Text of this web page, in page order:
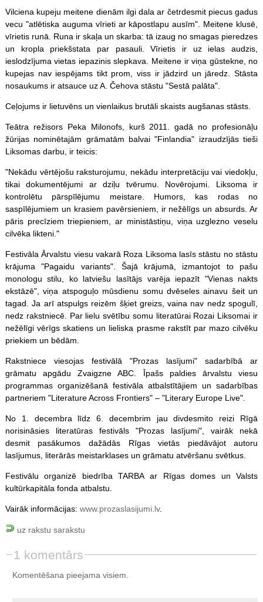
Vilciena kupeju meitene dienām ilgi dala ar četrdesmit piecus gadus
vecu "atlētiska auguma vīrieti ar kāpostlapu ausīm". Meitene klusē,
vīrietis runā. Runa ir skaļa un skarba: tā izaug no smagas pieredzes
un kropla priekšstata par pasauli. Vīrietis ir uz ielas audzis,
ieslodzījuma vietas iepazinis slepkava. Meitene ir viņa gūstekne, no
kupejas nav iespējams tikt prom, viss ir jādzird un jāredz. Stāsta
nosaukums ir atsauce uz A. Čehova stāstu "Sestā palāta".
Ceļojums ir lietuvēns un vienlaikus brutāli skaists augšanas stāsts.
Teātra režisors Peka Milonofs, kurš 2011. gadā no profesionāļu
žūrijas nominētajām grāmatām balvai "Finlandia" izraudzījās tieši
Liksomas darbu, ir teicis:
"Nekādu vērtējošu raksturojumu, nekādu interpretāciju vai viedokļu,
tikai dokumentējumi ar dziļu tvērumu. Novērojumi. Liksoma ir
kontrolētu pārspīlējumu meistare. Humors, kas rodas no
saspīlējumiem un krasiem pavērsieniem, ir nežēlīgs un absurds. Ar
pāris precīziem triepieniem, ar ministāstiņu, viņa uzglezno veselu
cilvēka likteni."
Festivāla Ārvalstu viesu vakarā Roza Liksoma lasīs stāstu no stāstu
krājuma "Pagaidu variants". Šajā krājumā, izmantojot to pašu
monologu stilu, ko latviešu lasītājs varēja iepazīt "Vienas nakts
ekstāzē", viņa atspoguļo mūsdienu somu dvēseles ainavu šeit un
tagad. Ja arī atspulgs reizēm šķiet greizs, vaina nav nedz spogulī,
nedz rakstniecē. Par lielu svētību somu literatūrai Rozai Liksomai ir
nežēlīgi vērīgs skatiens un lieliska prasme rakstīt par mazo cilvēku
priekiem un bēdām.
Rakstniece viesojas festivālā "Prozas lasījumi" sadarbībā ar
grāmatu apgādu Zvaigzne ABC. Īpašs paldies ārvalstu viesu
programmas organizēšanā festivāla atbalstītājiem un sadarbības
partneriem "Literature Across Frontiers" – "Literary Europe Live".
No 1. decembra līdz 6. decembrim jau divdesmito reizi Rīgā
norisināsies literatūras festivāls "Prozas lasījumi", vairāk nekā
desmit pasākumos dažādās Rīgas vietās piedāvājot autoru
lasījumus, literārās meistarklases un grāmatu atvēršanu svētkus.
Festivālu organizē biedrība TARBA ar Rīgas domes un Valsts
kultūrkapitāla fonda atbalstu.
Vairāk informācijas: www.prozaslasijumi.lv.
uz rakstu sarakstu
1 komentārs
Komentēšana pieejama visiem.